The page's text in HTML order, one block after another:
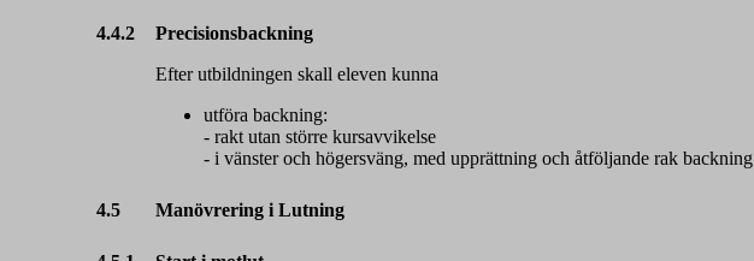
4.4.2
Precisionsbackning
Efter utbildningen skall eleven kunna
utföra backning:
- rakt utan större kursavvikelse
- i vänster och högersväng, med upprättning och åtföljande rak backning
4.5 Manövrering i Lutning